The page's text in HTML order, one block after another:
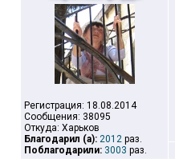
Регистрация: 18.08.2014
Сообщения: 38095
Откуда: Харьков
Благодарил (а): 2012 раз.
Поблагодарили: 3003 раз.